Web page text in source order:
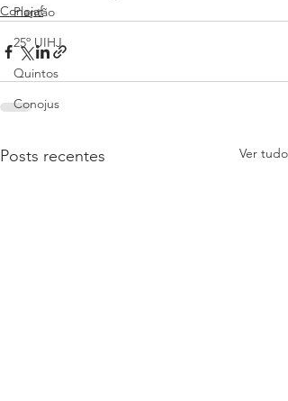
Plantão
25º UIHJ
Quintos
Conojus
Conojaf
Posts recentes Ver tudo